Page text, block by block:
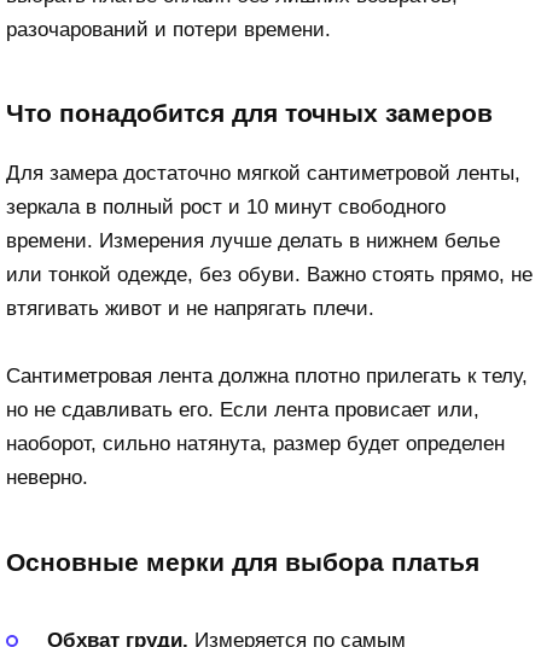
разочарований и потери времени.
Что понадобится для точных замеров
Для замера достаточно мягкой сантиметровой ленты,
зеркала в полный рост и 10 минут свободного
времени. Измерения лучше делать в нижнем белье
или тонкой одежде, без обуви. Важно стоять прямо, не
втягивать живот и не напрягать плечи.
Сантиметровая лента должна плотно прилегать к телу,
но не сдавливать его. Если лента провисает или,
наоборот, сильно натянута, размер будет определен
неверно.
Основные мерки для выбора платья
Обхват груди. Измеряется по самым